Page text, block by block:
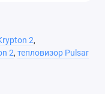
2,
2, тепловизор Pulsar